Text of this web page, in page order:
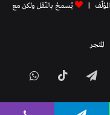
يُسمحُ بالنّقل ولكن مع
المتجر
تيلقرام ‫TikTokواتساب